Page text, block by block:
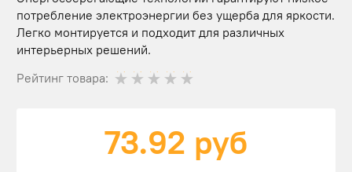
потребление электроэнергии без ущерба для яркости.
Легко монтируется и подходит для различных
интерьерных решений.
Рейтинг товара:
73.92 руб